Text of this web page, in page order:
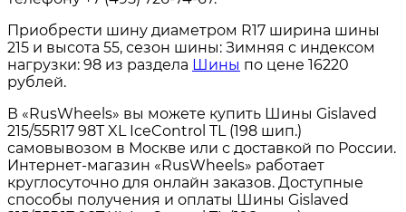
Приобрести шину диаметром R17 ширина шины
215 и высота 55, сезон шины: Зимняя с индексом
нагрузки: 98 из раздела Шины по цене 16220
рублей.
В «RusWheels» вы можете купить Шины Gislaved
215/55R17 98T XL IceControl TL (198 шип.)
самовывозом в Москве или с доставкой по России.
Интернет-магазин «RusWheels» работает
круглосуточно для онлайн заказов. Доступные
способы получения и оплаты Шины Gislaved